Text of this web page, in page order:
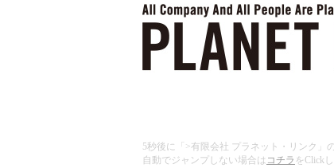
5秒後に「>有限会社 プラネット・リンク」
自動でジャンプしない場合は コチラ をClick